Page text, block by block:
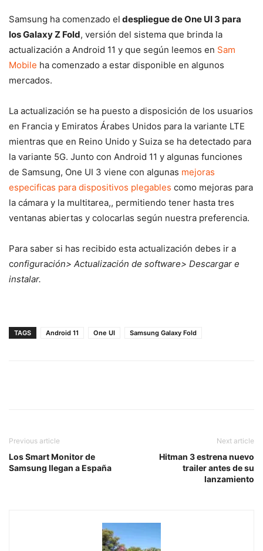
Samsung ha comenzado el despliegue de One UI 3 para
los Galaxy Z Fold, versión del sistema que brinda la
actualización a Android 11 y que según leemos en Sam
Mobile ha comenzado a estar disponible en algunos
mercados.
La actualización se ha puesto a disposición de los usuarios
en Francia y Emiratos Árabes Unidos para la variante LTE
mientras que en Reino Unido y Suiza se ha detectado para
la variante 5G. Junto con Android 11 y algunas funciones
de Samsung, One UI 3 viene con algunas mejoras
especificas para dispositivos plegables como mejoras para
la cámara y la multitarea,, permitiendo tener hasta tres
ventanas abiertas y colocarlas según nuestra preferencia.
Para saber si has recibido esta actualización debes ir a
configuración> Actualización de software> Descargar e
instalar.
TAGS Android 11 One UI Samsung Galaxy Fold
Previous article
Los Smart Monitor de
Samsung llegan a España
Next article
Hitman 3 estrena nuevo
trailer antes de su
lanzamiento